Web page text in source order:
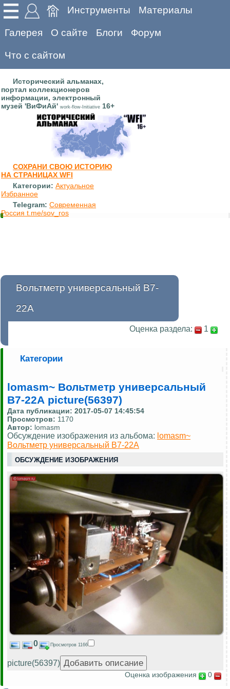
Инструменты Материалы
Галерея О сайте Блоги Форум
Что с сайтом
Исторический альманах,
портал коллекционеров
информации, электронный
музей 'ВиФиАй' work-flow-Initiative 16+
СОХРАНИ СВОЮ ИСТОРИЮ
НА СТРАНИЦАХ WFI
Категории: Актуальное
Избранное
Telegram: Современная
Россия t.me/sov_ros
Вольтметр универсальный В7-
22А
Оценка раздела: 1
Категории
lomasm~ Вольтметр универсальный
В7-22А picture(56397)
Дата публикации: 2017-05-07 14:45:54
Просмотров: 1170
Автор: lomasm
Обсуждение изображения из альбома: lomasm~
Вольтметр универсальный В7-22А
ОБСУЖДЕНИЕ ИЗОБРАЖЕНИЯ
0 Просмотров 1166
picture(56397)
Оценка изображения 0